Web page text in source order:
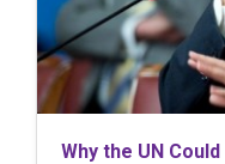
Why the UN